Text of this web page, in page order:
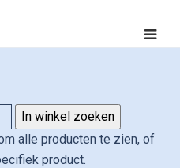
alle producten te zien, of
product.